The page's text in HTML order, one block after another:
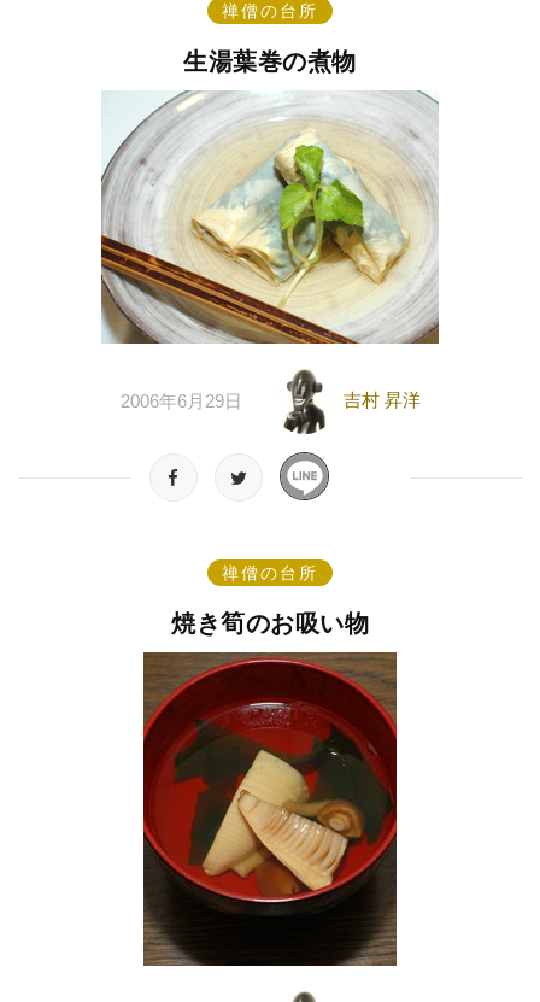
禅僧の台所
生湯葉巻の煮物
2006年6月29日 吉村 昇洋
禅僧の台所
焼き筍のお吸い物